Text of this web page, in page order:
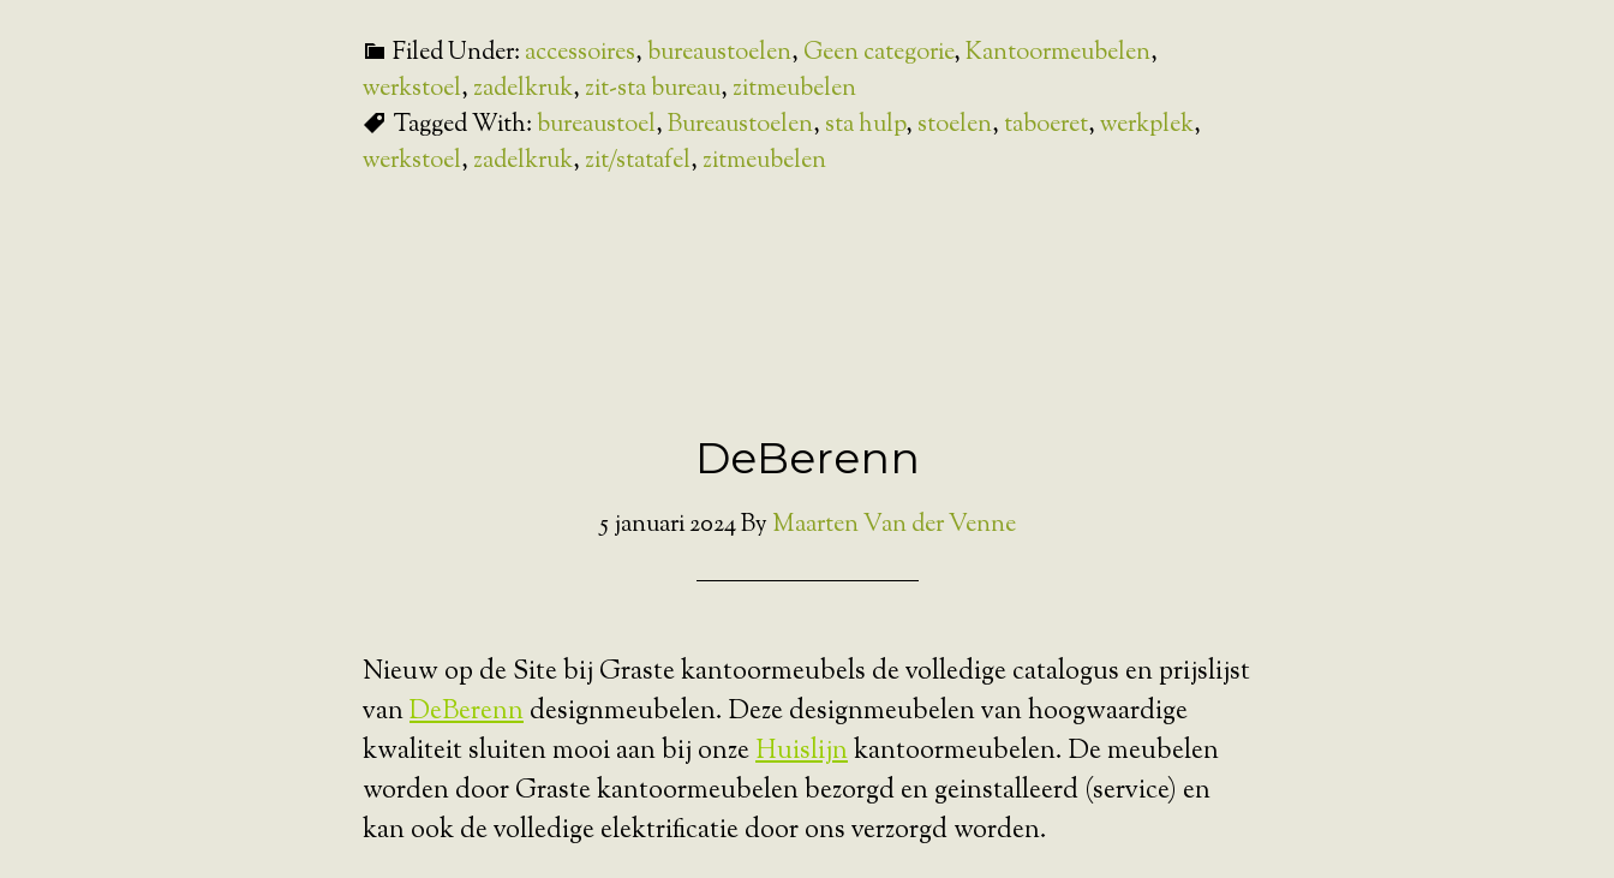
Filed Under: accessoires,bureaustoelen, Geen categorie,Kantoormeubelen,
werkstoel, zadelkruk, zit-sta bureau, zitmeubelen
Tagged With:bureaustoel,Bureaustoelen, sta hulp, stoelen, taboeret,werkplek,
werkstoel, zadelkruk, zit/statafel, zitmeubelen
DeBerenn
5 januari 2024By Maarten Van der Venne
Nieuw op de Site bij Graste kantoormeubels de volledige catalogus en prijslijst
vanDeBerenndesignmeubelen. Deze designmeubelen van hoogwaardige
kwaliteit sluiten mooi aan bij onzeHuislijnkantoormeubelen. De meubelen
worden door Graste kantoormeubelen bezorgd en geinstalleerd (service) en
kan ook de volledige elektrificatie door ons verzorgd worden.